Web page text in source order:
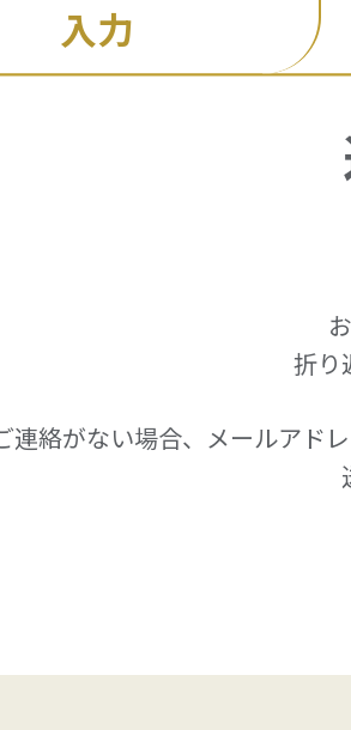
入力
折り
連絡がない場合、メールアド